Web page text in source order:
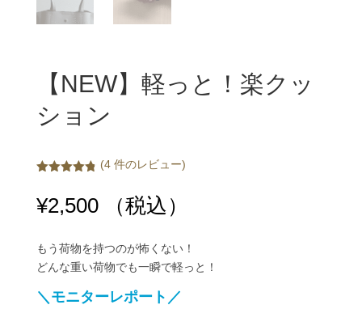
【NEW】軽っと！楽クッ
ション
く5段階評
価のうち、
(4 件のレビュー)
¥2,500 （税込）
もう荷物を持つのが怖くない！
どんな重い荷物でも一瞬で軽っと！
＼モニターレポート／